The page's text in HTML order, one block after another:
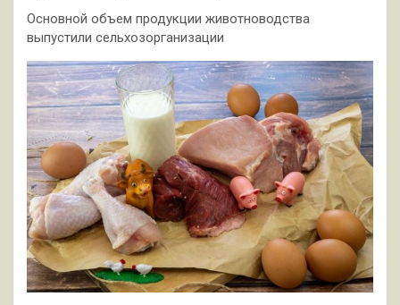
Основной объем продукции животноводства
выпустили сельхозорганизации